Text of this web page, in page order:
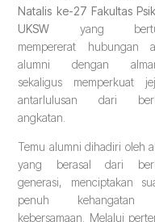
Natalis ke-27 Fakultas
UKSW yang
mempererat hubungan
alumni dengan
sekaligus memperkuat
antarlulusan dari
angkatan.
Temu alumni dihadiri oleh
yang berasal dari
generasi, menciptakan
penuh kehangatan
kebersamaan. Melalui